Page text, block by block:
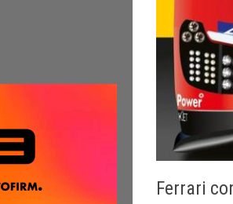
Ferrari